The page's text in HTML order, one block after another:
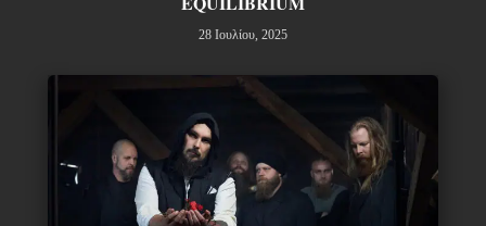
28 Ιουλίου, 2025